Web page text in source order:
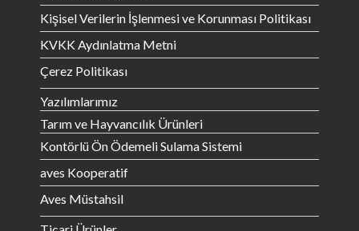
Kişisel Verilerin İşlenmesi ve Korunması Politikası
KVKK Aydınlatma Metni
Çerez Politikası
Yazılımlarımız
Tarım ve Hayvancılık Ürünleri
Kontörlü Ön Ödemeli Sulama Sistemi
aves Kooperatif
Aves Müstahsil